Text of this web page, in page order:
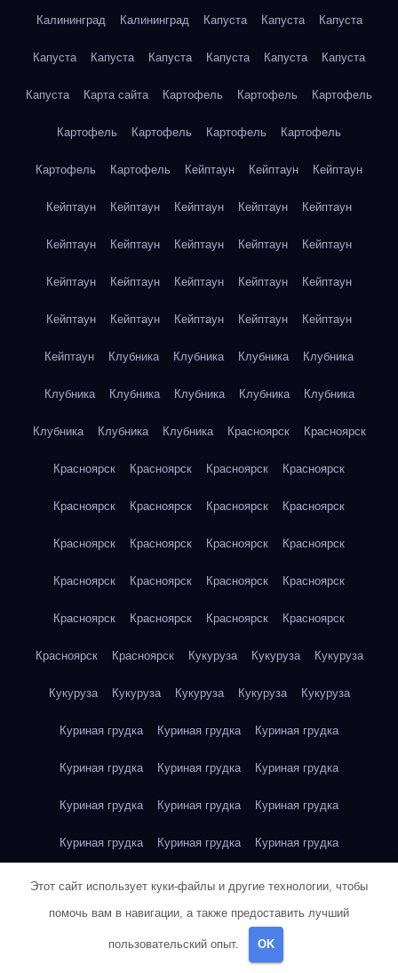
Калининград Калининград Капуста Капуста Капуста
Капуста Капуста Капуста Капуста Капуста Капуста
Капуста Карта сайта Картофель Картофель Картофель
Картофель Картофель Картофель Картофель
Картофель Картофель Кейптаун Кейптаун Кейптаун
Кейптаун Кейптаун Кейптаун Кейптаун Кейптаун
Кейптаун Кейптаун Кейптаун Кейптаун Кейптаун
Кейптаун Кейптаун Кейптаун Кейптаун Кейптаун
Кейптаун Кейптаун Кейптаун Кейптаун Кейптаун
Кейптаун Клубника Клубника Клубника Клубника
Клубника Клубника Клубника Клубника Клубника
Клубника Клубника Клубника Красноярск Красноярск
Красноярск Красноярск Красноярск Красноярск
Красноярск Красноярск Красноярск Красноярск
Красноярск Красноярск Красноярск Красноярск
Красноярск Красноярск Красноярск Красноярск
Красноярск Красноярск Красноярск Красноярск
Красноярск Красноярск Кукуруза Кукуруза Кукуруза
Кукуруза Кукуруза Кукуруза Кукуруза Кукуруза
Куриная грудка Куриная грудка Куриная грудка
Куриная грудка Куриная грудка Куриная грудка
Куриная грудка Куриная грудка Куриная грудка
Куриная грудка Куриная грудка Куриная грудка
Куриная грудка Куриное яйцо Куриное яйцо
Куриное яйцо Куриное яйцо Куриное яйцо Куриное яйцо
Этот сайт использует куки-файлы и другие технологии, чтобы
помочь вам в навигации, а также предоставить лучший
пользовательский опыт. OK